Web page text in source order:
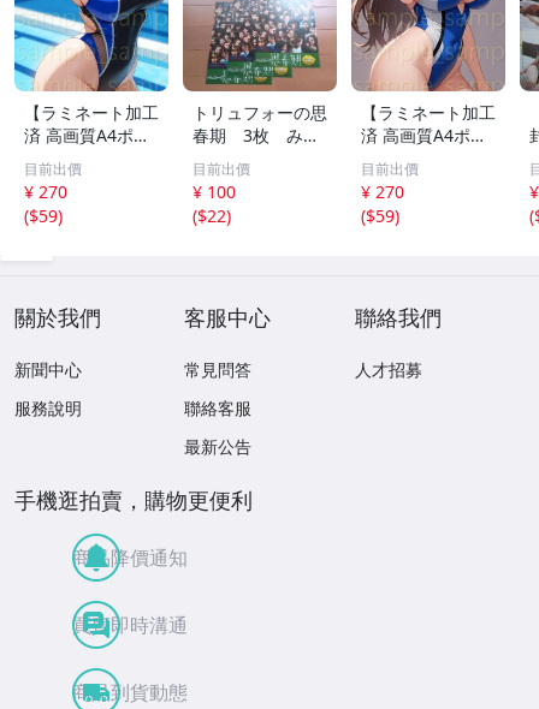
【ラミネート加工
済 高画質A4ポス
ター】1583 AI美
女 イラスト ポス
ター セクシー か
わいい 水着 下着
目前出價
¥ 270
($59)
トリュフォーの思
春期 3枚 みゆ
き座 ジュリー
デムソー ｋ
目前出價
¥ 100
($22)
【ラミネート加工
済 高画質A4ポス
ター】1582 AI美
女 イラスト ポス
ター セクシー か
わいい 水着 下着
目前出價
¥ 270
($59)
(
關於我們
新聞中心
服務說明
客服中心
常見問答
聯絡客服
最新公告
聯絡我們
人才招募
手機逛拍賣，購物更便利
商品降價通知
買賣即時溝通
商品到貨動態